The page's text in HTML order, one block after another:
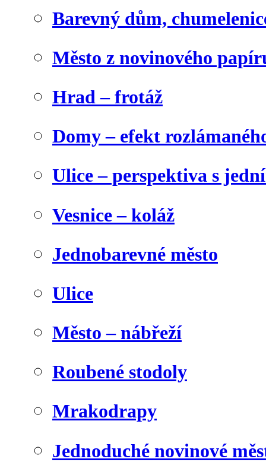
Barevný dům,
Město z novinového
Hrad – frotáž
Domy – efekt
Ulice – perspektiva s
Vesnice – koláž
Jednobarevné město
Ulice
Město – nábřeží
Roubené stodoly
Mrakodrapy
Jednoduché novinové